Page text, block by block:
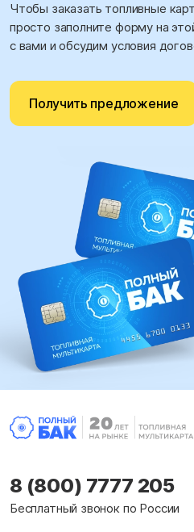
Чтобы заказать топливные
просто заполните форму на
с вами и обсудим условия
Получить предложение
8 (800) 7777 205
Бесплатный звонок по России